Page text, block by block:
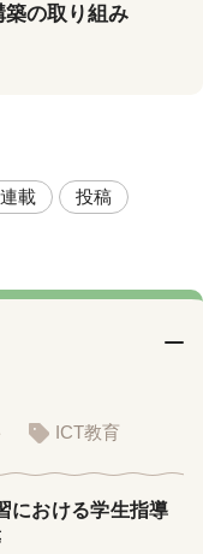
築の取り組み
連載
投稿
ICT教育
における学生指導